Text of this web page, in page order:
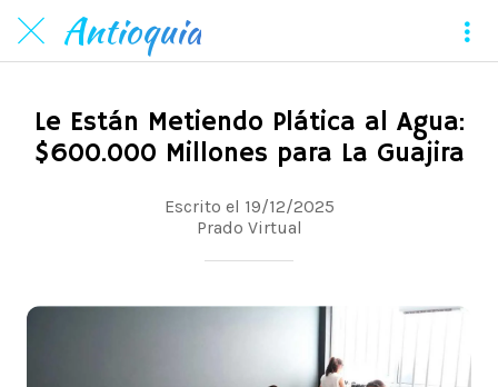
Antioquia
Le Están Metiendo Plática al Agua:
$600.000 Millones para La Guajira
Escrito el 19/12/2025
Prado Virtual